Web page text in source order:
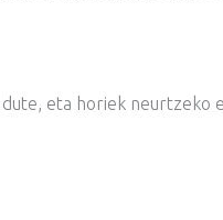
eta horiek neurtzeko